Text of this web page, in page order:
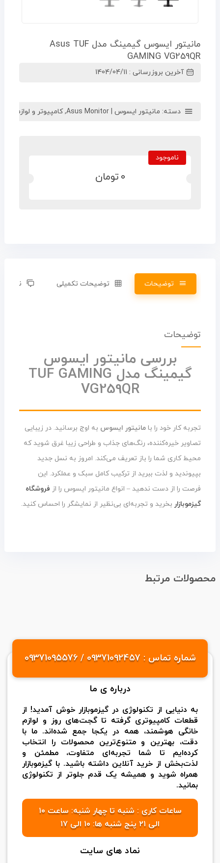
مانیتور ایسوس گیمینگ مدل Asus TUF
GAMING VG259QR
آخرین بروزرسانی : 1404/04/11
دسته: مانیتور ایسوس | Asus Monitor ,کامپیوتر و لوازم
ناموجود
0 تومان
توضیحات توضیحات تکمیلی نظرات (0)
توضیحات
بررسی مانیتور ایسوس
گیمینگ مدل TUF GAMING
VG259QR
تجربه کار خود را با مانیتور ایسوس به اوج برسانید. در زیبایی
تصاویر خیره‌کننده، رنگ‌های جذاب و طراحی زیبا غرق شوید که
محیط کاری شما را باز تعریف می‌کند. امروز به نسل جدید
بپیوندید و لذت ببرید از ترکیب کامل سبک و عملکرد. این
فرصت را از دست ندهید – انواع مانیتور ایسوس را از فروشگاه
گیزموبازار بخرید و تجربه‌ای بی‌نظیر از نمایشگر را احساس کنید.
محصولات مرتبط
شماره تماس : 09371092457 / 09371095576
درباره ی ما
به دنیایی از تکنولوژی در گیزموبازار خوش آمدید! از
قطعات کامپیوتری گرفته تا گجت‌های روز و لوازم
خانگی هوشمند، همه در یکجا جمع شده‌اند. ما با
دقت، بهترین و متنوع‌ترین محصولات را انتخاب
کرده‌ایم تا شما تجربه‌ای متفاوت، مطمئن و
لذت‌بخش از خرید آنلاین داشته باشید. با گیزموبازار
همراه شوید و همیشه یک قدم جلوتر از تکنولوژی
بمانید.
ساعات کاری : شنبه تا چهار شنبه: ساعت ۱۰
الی ۲۱ پنج شنبه ها: ۱۰ الی ۱۷
نماد های سایت